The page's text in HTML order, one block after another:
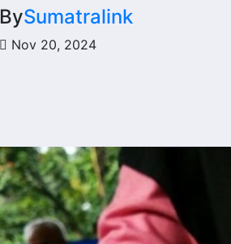
BySumatralink
Nov 20, 2024